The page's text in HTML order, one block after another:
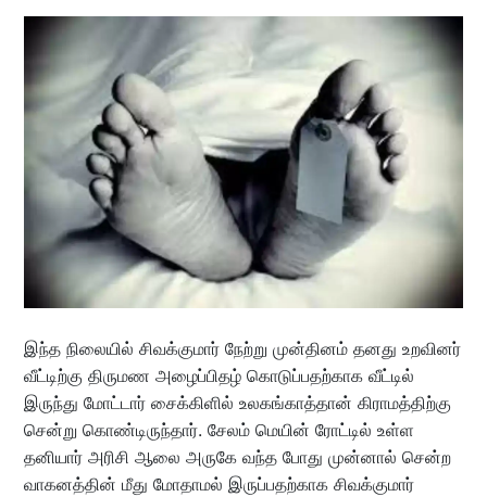
இந்த நிலையில் சிவக்குமார் நேற்று முன்தினம் தனது உறவினர்
வீட்டிற்கு திருமண அழைப்பிதழ் கொடுப்பதற்காக வீட்டில்
இருந்து மோட்டார் சைக்கிளில் உலகங்காத்தான் கிராமத்திற்கு
சென்று கொண்டிருந்தார். சேலம் மெயின் ரோட்டில் உள்ள
தனியார் அரிசி ஆலை அருகே வந்த போது முன்னால் சென்ற
வாகனத்தின் மீது மோதாமல் இருப்பதற்காக சிவக்குமார்